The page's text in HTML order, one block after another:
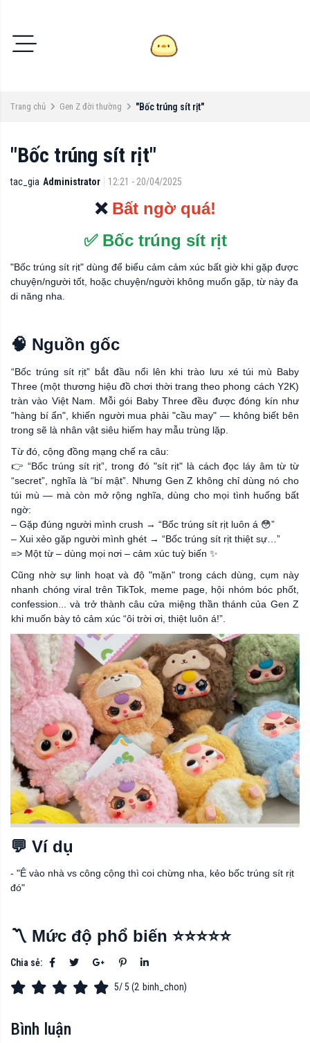
Trang chủ Gen Z đời thường "Bốc trúng sít rịt"
"Bốc trúng sít rịt"
tac_gia Administrator 12:21 - 20/04/2025
❌ Bất ngờ quá!
✅ Bốc trúng sít rịt
"Bốc trúng sít rịt" dùng để biểu cảm cảm xúc bất giờ khi gặp được
chuyện/người tốt, hoặc chuyện/người không muốn gặp, từ này đa
di năng nha.
🧠 Nguồn gốc
“Bốc trúng sít rịt” bắt đầu nổi lên khi trào lưu xé túi mù Baby
Three (một thương hiệu đồ chơi thời trang theo phong cách Y2K)
tràn vào Việt Nam. Mỗi gói Baby Three đều được đóng kín như
"hàng bí ẩn", khiến người mua phải "cầu may" — không biết bên
trong sẽ là nhân vật siêu hiếm hay mẫu trùng lặp.
Từ đó, cộng đồng mạng chế ra câu:
👉 “Bốc trúng sít rịt”, trong đó "sít rịt" là cách đọc láy âm từ từ
“secret”, nghĩa là “bí mật”. Nhưng Gen Z không chỉ dùng nó cho
túi mù — mà còn mở rộng nghĩa, dùng cho mọi tình huống bất
ngờ:
– Gặp đúng người mình crush → “Bốc trúng sít rịt luôn á 😳”
– Xui xẻo gặp người mình ghét → “Bốc trúng sít rịt thiệt sự…”
=> Một từ – dùng mọi nơi – cảm xúc tuỳ biến ✨
Cũng nhờ sự linh hoạt và độ "mặn" trong cách dùng, cụm này
nhanh chóng viral trên TikTok, meme page, hội nhóm bóc phốt,
confession... và trở thành câu cửa miệng thần thánh của Gen Z
khi muốn bày tỏ cảm xúc “ôi trời ơi, thiệt luôn á!”.
💬 Ví dụ
- "Ê vào nhà vs công cộng thì coi chừng nha, kẻo bốc trúng sít rịt
đó"
〽️ Mức độ phổ biến ⭐⭐⭐⭐⭐
Chia sẻ:
5/ 5 (2 binh_chon)
Bình luận